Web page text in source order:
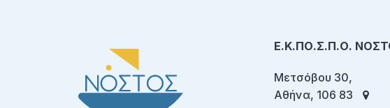
Ε.Κ.ΠΟ.Σ.Π.Ο.
Μετσόβου 30,
Αθήνα, 106 83